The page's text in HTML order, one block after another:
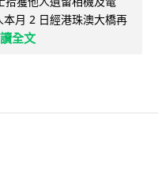
月 2 日經港珠澳大橋再
全文